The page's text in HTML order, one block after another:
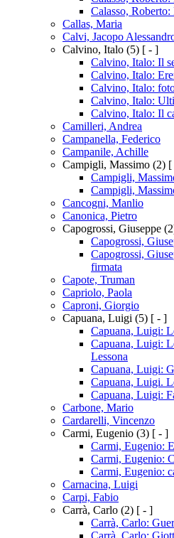
Calasso, Roberto:
Callas, Maria
Calvi, Jacopo
Calvino, Italo (5) [ - ]
Calvino, Italo: Il
Calvino, Italo:
Calvino, Italo:
Calvino, Italo:
Calvino, Italo: Il
Camilleri, Andrea
Campanella, Federico
Campanile, Achille
Campigli, Massimo (2) [
Campigli,
Campigli,
Cancogni, Manlio
Canonica, Pietro
Capogrossi, Giuseppe
Capogrossi,
Capogrossi,
firmata
Capote, Truman
Capriolo, Paola
Caproni, Giorgio
Capuana, Luigi (5) [ - ]
Capuana, Luigi:
Capuana, Luigi:
Lessona
Capuana, Luigi:
Capuana, Luigi.
Capuana, Luigi:
Carbone, Mario
Cardarelli, Vincenzo
Carmi, Eugenio (3) [ - ]
Carmi, Eugenio:
Carmi, Eugenio:
Carmi, Eugenio:
Carnacina, Luigi
Carpi, Fabio
Carrà, Carlo (2) [ - ]
Carrà, Carlo:
Carrà, Carlo: